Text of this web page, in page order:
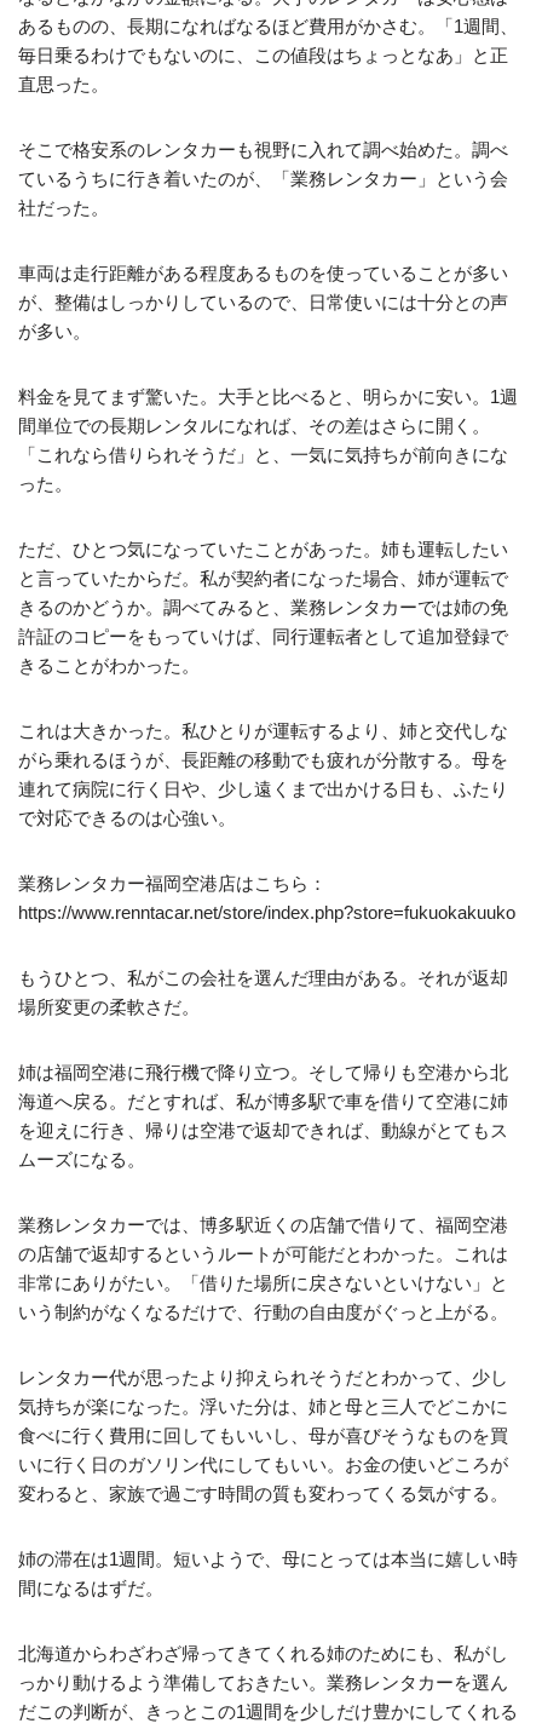
あるものの、長期になればなるほど費用がかさむ。「1週間、
毎日乗るわけでもないのに、この値段はちょっとなあ」と正
直思った。
そこで格安系のレンタカーも視野に入れて調べ始めた。調べ
ているうちに行き着いたのが、「業務レンタカー」という会
社だった。
車両は走行距離がある程度あるものを使っていることが多い
が、整備はしっかりしているので、日常使いには十分との声
が多い。
料金を見てまず驚いた。大手と比べると、明らかに安い。1週
間単位での長期レンタルになれば、その差はさらに開く。
「これなら借りられそうだ」と、一気に気持ちが前向きにな
った。
ただ、ひとつ気になっていたことがあった。姉も運転したい
と言っていたからだ。私が契約者になった場合、姉が運転で
きるのかどうか。調べてみると、業務レンタカーでは姉の免
許証のコピーをもっていけば、同行運転者として追加登録で
きることがわかった。
これは大きかった。私ひとりが運転するより、姉と交代しな
がら乗れるほうが、長距離の移動でも疲れが分散する。母を
連れて病院に行く日や、少し遠くまで出かける日も、ふたり
で対応できるのは心強い。
業務レンタカー福岡空港店はこちら：
https://www.renntacar.net/store/index.php?store=fukuokakuuko
もうひとつ、私がこの会社を選んだ理由がある。それが返却
場所変更の柔軟さだ。
姉は福岡空港に飛行機で降り立つ。そして帰りも空港から北
海道へ戻る。だとすれば、私が博多駅で車を借りて空港に姉
を迎えに行き、帰りは空港で返却できれば、動線がとてもス
ムーズになる。
業務レンタカーでは、博多駅近くの店舗で借りて、福岡空港
の店舗で返却するというルートが可能だとわかった。これは
非常にありがたい。「借りた場所に戻さないといけない」と
いう制約がなくなるだけで、行動の自由度がぐっと上がる。
レンタカー代が思ったより抑えられそうだとわかって、少し
気持ちが楽になった。浮いた分は、姉と母と三人でどこかに
食べに行く費用に回してもいいし、母が喜びそうなものを買
いに行く日のガソリン代にしてもいい。お金の使いどころが
変わると、家族で過ごす時間の質も変わってくる気がする。
姉の滞在は1週間。短いようで、母にとっては本当に嬉しい時
間になるはずだ。
北海道からわざわざ帰ってきてくれる姉のためにも、私がし
っかり動けるよう準備しておきたい。業務レンタカーを選ん
だこの判断が、きっとこの1週間を少しだけ豊かにしてくれる